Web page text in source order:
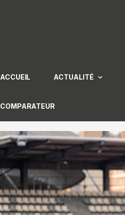
ACCUEIL ACTUALITÉ
COMPARATEUR